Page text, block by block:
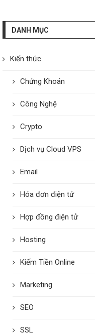
DANH MỤC
Kiến thức
Chứng Khoán
Công Nghệ
Crypto
Dịch vụ Cloud VPS
Email
Hóa đơn điện tử
Hợp đồng điện tử
Hosting
Kiếm Tiền Online
Marketing
SEO
SSL